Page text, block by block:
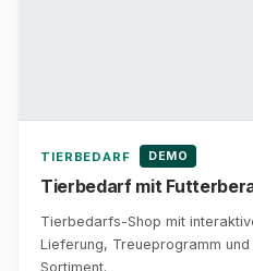
TIERBEDARF DEMO
Tierbedarf mit
Tierbedarfs-Shop mit
Lieferung, Treueprogramm
Sortiment.